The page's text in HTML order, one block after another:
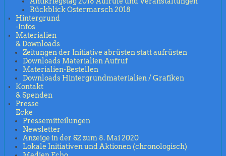
Rückblick Ostermarsch 2018
Hintergrund
-Infos
Materialien
& Downloads
Zeitungen der Initiative abrüsten statt aufrüsten
Downloads Materialien Aufruf
Materialien-Bestellen
Downloads Hintergrundmaterialien / Grafiken
Kontakt
& Spenden
Presse
Ecke
Pressemitteilungen
Newsletter
Anzeige in der SZ zum 8. Mai 2020
Lokale Initiativen und Aktionen (chronologisch)